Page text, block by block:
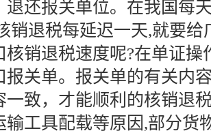
退还报关单位。在我国每
销退税每延迟一天,就要
核销退税速度呢?在单证
报关单。报关单的有关内
一致，才能顺利的核销退
输工具配载等原因,部分货